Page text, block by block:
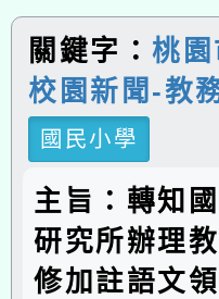
關鍵字：桃園
校園新聞-教
國民小學
主旨：轉知
研究所辦理
修加註語文